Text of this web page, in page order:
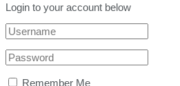
Login to your account below
Remember Me